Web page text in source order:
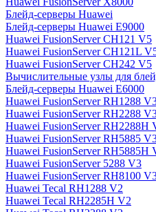
Блейд-серверы Huawei
Блейд-серверы Huawei E9000
Huawei FusionServer CH121 V5
Huawei FusionServer CH121L
Huawei FusionServer CH242 V5
Вычислительные узлы для
Блейд-серверы Huawei E6000
Huawei FusionServer RH1288
Huawei FusionServer RH2288
Huawei FusionServer RH2288H
Huawei FusionServer RH5885
Huawei FusionServer RH5885H
Huawei FusionServer 5288 V3
Huawei FusionServer RH8100
Huawei Tecal RH1288 V2
Huawei Tecal RH2285H V2